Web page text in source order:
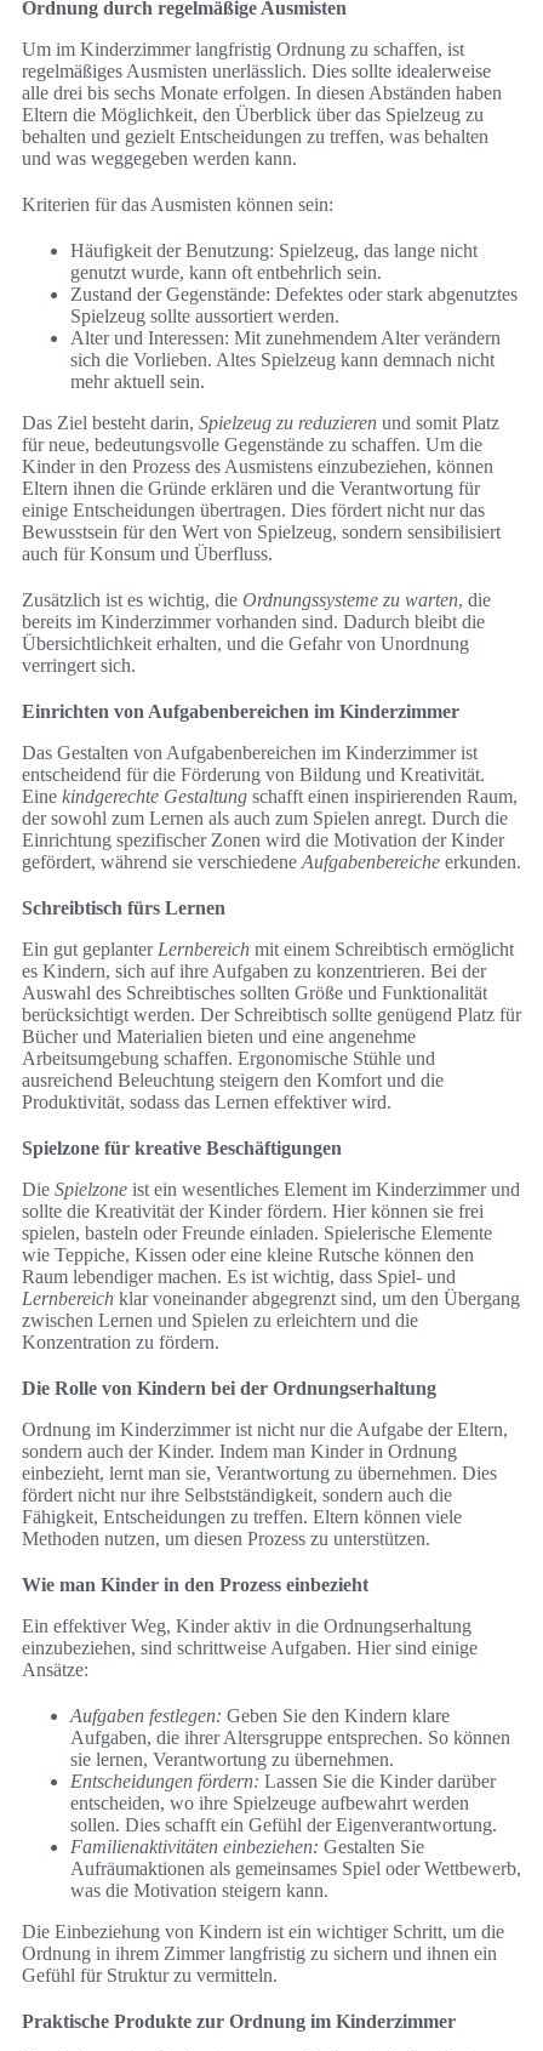
Ordnung durch regelmäßige Ausmisten
Um im Kinderzimmer langfristig Ordnung zu schaffen, ist
regelmäßiges Ausmisten unerlässlich. Dies sollte idealerweise
alle drei bis sechs Monate erfolgen. In diesen Abständen haben
Eltern die Möglichkeit, den Überblick über das Spielzeug zu
behalten und gezielt Entscheidungen zu treffen, was behalten
und was weggegeben werden kann.
Kriterien für das Ausmisten können sein:
Häufigkeit der Benutzung: Spielzeug, das lange nicht
genutzt wurde, kann oft entbehrlich sein.
Zustand der Gegenstände: Defektes oder stark abgenutztes
Spielzeug sollte aussortiert werden.
Alter und Interessen: Mit zunehmendem Alter verändern
sich die Vorlieben. Altes Spielzeug kann demnach nicht
mehr aktuell sein.
Das Ziel besteht darin, Spielzeug zu reduzieren und somit Platz
für neue, bedeutungsvolle Gegenstände zu schaffen. Um die
Kinder in den Prozess des Ausmistens einzubeziehen, können
Eltern ihnen die Gründe erklären und die Verantwortung für
einige Entscheidungen übertragen. Dies fördert nicht nur das
Bewusstsein für den Wert von Spielzeug, sondern sensibilisiert
auch für Konsum und Überfluss.
Zusätzlich ist es wichtig, die Ordnungssysteme zu warten, die
bereits im Kinderzimmer vorhanden sind. Dadurch bleibt die
Übersichtlichkeit erhalten, und die Gefahr von Unordnung
verringert sich.
Einrichten von Aufgabenbereichen im Kinderzimmer
Das Gestalten von Aufgabenbereichen im Kinderzimmer ist
entscheidend für die Förderung von Bildung und Kreativität.
Eine kindgerechte Gestaltung schafft einen inspirierenden Raum,
der sowohl zum Lernen als auch zum Spielen anregt. Durch die
Einrichtung spezifischer Zonen wird die Motivation der Kinder
gefördert, während sie verschiedene Aufgabenbereiche erkunden.
Schreibtisch fürs Lernen
Ein gut geplanter Lernbereich mit einem Schreibtisch ermöglicht
es Kindern, sich auf ihre Aufgaben zu konzentrieren. Bei der
Auswahl des Schreibtisches sollten Größe und Funktionalität
berücksichtigt werden. Der Schreibtisch sollte genügend Platz für
Bücher und Materialien bieten und eine angenehme
Arbeitsumgebung schaffen. Ergonomische Stühle und
ausreichend Beleuchtung steigern den Komfort und die
Produktivität, sodass das Lernen effektiver wird.
Spielzone für kreative Beschäftigungen
Die Spielzone ist ein wesentliches Element im Kinderzimmer und
sollte die Kreativität der Kinder fördern. Hier können sie frei
spielen, basteln oder Freunde einladen. Spielerische Elemente
wie Teppiche, Kissen oder eine kleine Rutsche können den
Raum lebendiger machen. Es ist wichtig, dass Spiel- und
Lernbereich klar voneinander abgegrenzt sind, um den Übergang
zwischen Lernen und Spielen zu erleichtern und die
Konzentration zu fördern.
Die Rolle von Kindern bei der Ordnungserhaltung
Ordnung im Kinderzimmer ist nicht nur die Aufgabe der Eltern,
sondern auch der Kinder. Indem man Kinder in Ordnung
einbezieht, lernt man sie, Verantwortung zu übernehmen. Dies
fördert nicht nur ihre Selbstständigkeit, sondern auch die
Fähigkeit, Entscheidungen zu treffen. Eltern können viele
Methoden nutzen, um diesen Prozess zu unterstützen.
Wie man Kinder in den Prozess einbezieht
Ein effektiver Weg, Kinder aktiv in die Ordnungserhaltung
einzubeziehen, sind schrittweise Aufgaben. Hier sind einige
Ansätze:
Aufgaben festlegen: Geben Sie den Kindern klare
Aufgaben, die ihrer Altersgruppe entsprechen. So können
sie lernen, Verantwortung zu übernehmen.
Entscheidungen fördern: Lassen Sie die Kinder darüber
entscheiden, wo ihre Spielzeuge aufbewahrt werden
sollen. Dies schafft ein Gefühl der Eigenverantwortung.
Familienaktivitäten einbeziehen: Gestalten Sie
Aufräumaktionen als gemeinsames Spiel oder Wettbewerb,
was die Motivation steigern kann.
Die Einbeziehung von Kindern ist ein wichtiger Schritt, um die
Ordnung in ihrem Zimmer langfristig zu sichern und ihnen ein
Gefühl für Struktur zu vermitteln.
Praktische Produkte zur Ordnung im Kinderzimmer